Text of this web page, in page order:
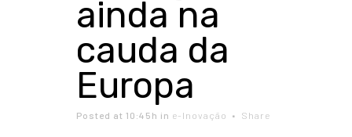
ainda na
cauda da
Europa
Posted at 10:45h in e-Inovação Share